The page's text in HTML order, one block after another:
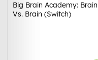
Big Brain Academy: Brain
Vs. Brain (Switch)